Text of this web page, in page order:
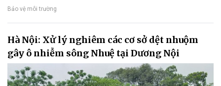
Bảo vệ môi trường
Hà Nội: Xử lý nghiêm các cơ sở dệt nhuộm
gây ô nhiễm sông Nhuệ tại Dương Nội